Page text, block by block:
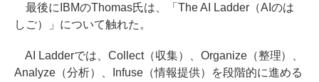
最後にIBMのThomas氏は、「The AI Ladder（AIのは
しご）」について触れた。
AI Ladderでは、Collect（収集）、Organize（整理）、
Analyze（分析）、Infuse（情報提供）を段階的に進める